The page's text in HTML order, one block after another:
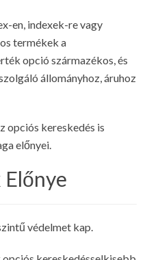
en, indexek-re vagy
termékek a
opció származékos, és
állományhoz, áruhoz
opciós kereskedés is
előnyei.
védelmet kap.